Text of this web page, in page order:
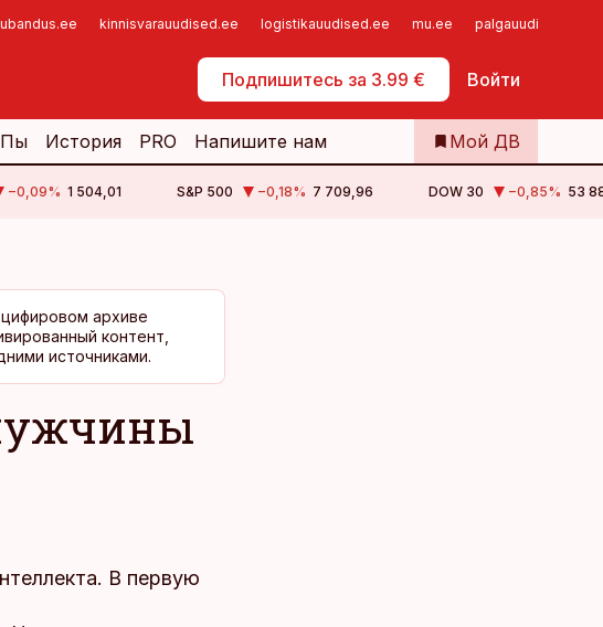
kinnisvarauudised.ee logistikauudised.ee mu.ee palgauudised.ee
Подпишитесь за 3.99 € Войти
Самообслуживание
История PRO Напишите нам Мой ДВ
−0,09% 1 504,01 S&P 500 −0,18% 7 709,96 DOW 30 −0,85% 53
архиве
контент,
источниками.
В первую